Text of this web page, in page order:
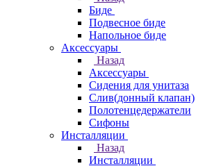
Биде
Подвесное биде
Напольное биде
Аксессуары
Назад
Аксессуары
Сидения для унитаза
Слив(донный клапан)
Полотенцедержатели
Сифоны
Инсталляции
Назад
Инсталляции